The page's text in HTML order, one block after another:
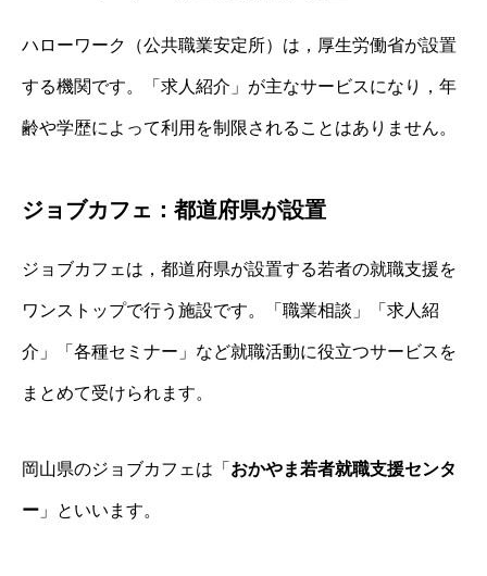
ハローワーク（公共職業安定所）は，厚生労働省が設置
する機関です。「求人紹介」が主なサービスになり，年
齢や学歴によって利用を制限されることはありません。
ジョブカフェ：都道府県が設置
ジョブカフェは，都道府県が設置する若者の就職支援を
ワンストップで行う施設です。「職業相談」「求人紹
介」「各種セミナー」など就職活動に役立つサービスを
まとめて受けられます。
岡山県のジョブカフェは「 おかやま若者就職支援センタ
ー 」といいます。